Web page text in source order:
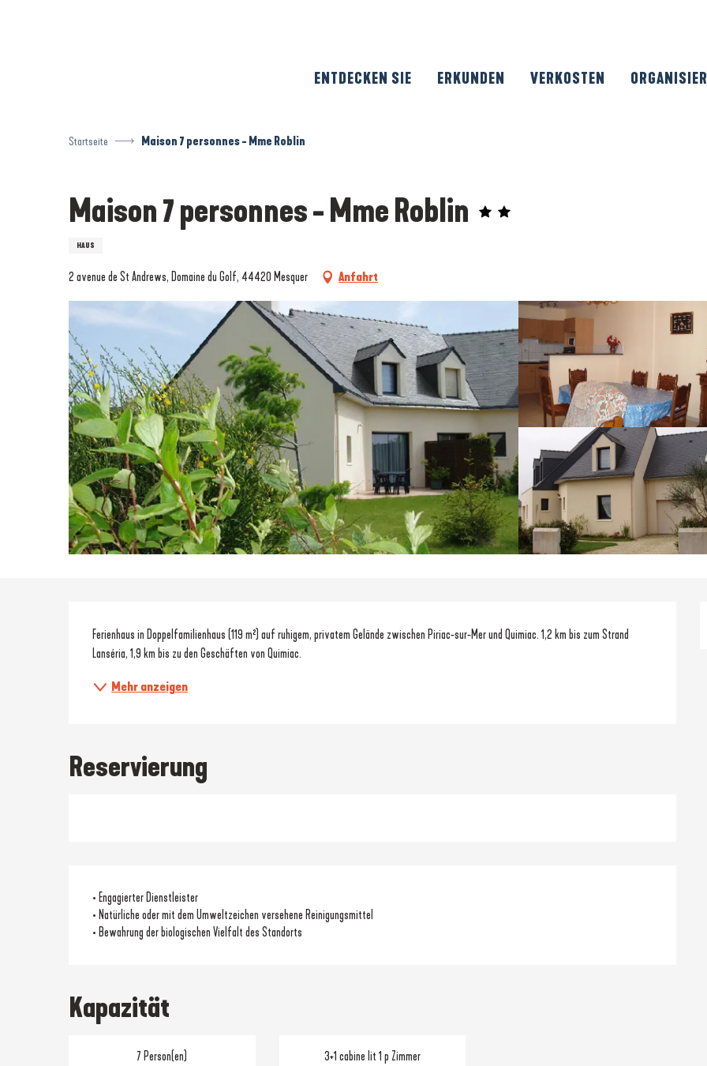
ENTDECKEN SIE ERKUNDEN VERKOSTEN
Startseite Maison 7 personnes - Mme Roblin
Maison 7 personnes - Mme Roblin
HAUS
2 avenue de St Andrews, Domaine du Golf, 44420 Mesquer Anfahrt
Beschreibung
Ferienhaus in Doppelfamilienhaus (119 m²) auf ruhigem, privatem Gelände zwischen Piriac-sur-Mer und Quimiac. 1,2 km bis zum Strand
Lanséria, 1,9 km bis zu den Geschäften von Quimiac.
Mehr anzeigen
Reservierung
• Engagierter Dienstleister
• Natürliche oder mit dem Umweltzeichen versehene Reinigungsmittel
• Bewahrung der biologischen Vielfalt des Standorts
Kapazität
7 Person(en) 3+1 cabine lit 1 p Zimmer